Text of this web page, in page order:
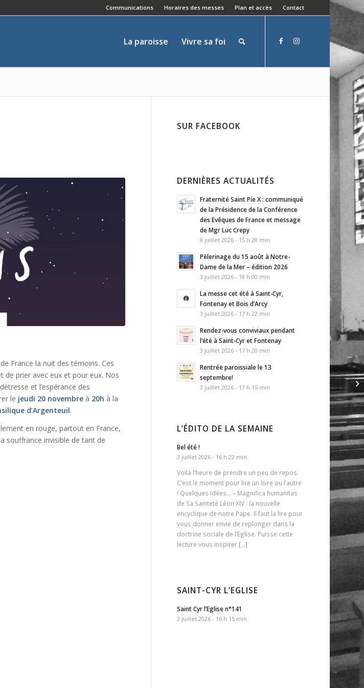
Communications Horaires des messes Plan et accès Contact
La paroisse Vivre sa foi
France la nuit des témoins. Ces
de prier avec eux et pour eux. Nos
et l’espérance des
le jeudi 20 novembre à 20h à la
d’Argenteuil.
en rouge, partout en France,
souffrance invisible de tant de
SUR FACEBOOK
DERNIÈRES ACTUALITÉS
Fraternité Saint Pie X : communiqué
de la Présidence de la Conférence
des Evêques de France et message
de Mgr Luc Crepy
8 juillet 2026 - 15 h 28 min
Pèlerinage du 15 août à Notre-
Dame de la Mer – édition 2026
3 juillet 2026 - 18 h 00 min
La messe cet été à Saint-Cyr,
Fontenay et Bois d’Arcy
3 juillet 2026 - 17 h 22 min
Rendez-vous conviviaux pendant
l’été à Saint-Cyr et Fontenay
3 juillet 2026 - 17 h 20 min
Rentrée paroissiale le 13
septembre!
3 juillet 2026 - 17 h 15 min
L’ÉDITO DE LA SEMAINE
Bel été !
3 juillet 2026 - 16 h 22 min
Voilà l’heure de prendre un peu de repos.
C’est le moment pour lire un livre ou l’autre
! Quelques idées… – Magnifica humanitas
de Sa Sainteté Léon XIV : la nouvelle
encyclique de notre Pape. Il faut la lire pour
vous donner envie de replonger dans la
doctrine sociale de l’Eglise. Puisse cette
lecture vous inspirer […]
SAINT-CYR L’EGLISE
Saint Cyr l’Eglise n°141
3 juillet 2026 - 16 h 15 min